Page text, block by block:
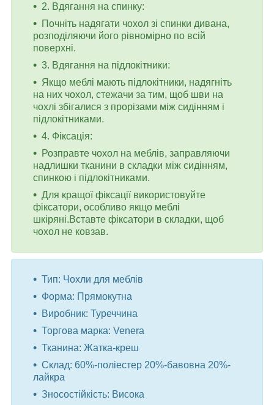
2. Вдягання на спинку:
Почніть надягати чохол зі спинки дивана,
розподіляючи його рівномірно по всій
поверхні.
3. Вдягання на підлокітники:
Якщо меблі мають підлокітники, надягніть
на них чохол, стежачи за тим, щоб шви на
чохлі збігалися з прорізами між сидінням і
підлокітниками.
4. Фіксація:
Розправте чохол на меблів, заправляючи
надлишки тканини в складки між сидінням,
спинкою і підлокітниками.
Для кращої фіксації використовуйте
фіксатори, особливо якщо меблі
шкіряні.Вставте фіксатори в складки, щоб
чохол не ковзав.
Тип: Чохли для меблів
Форма: Прямокутна
Виробник: Туреччина
Торгова марка: Venera
Тканина: Жатка-креш
Склад: 60%-поліестер 20%-бавовна 20%-
лайкра
Зносостійкість: Висока